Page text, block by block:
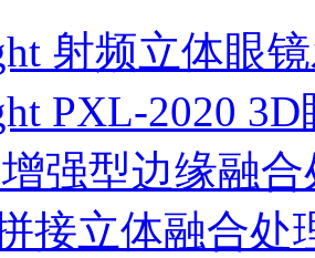
射频立体眼
PXL-2020 3D
强型边缘融
接立体融合处